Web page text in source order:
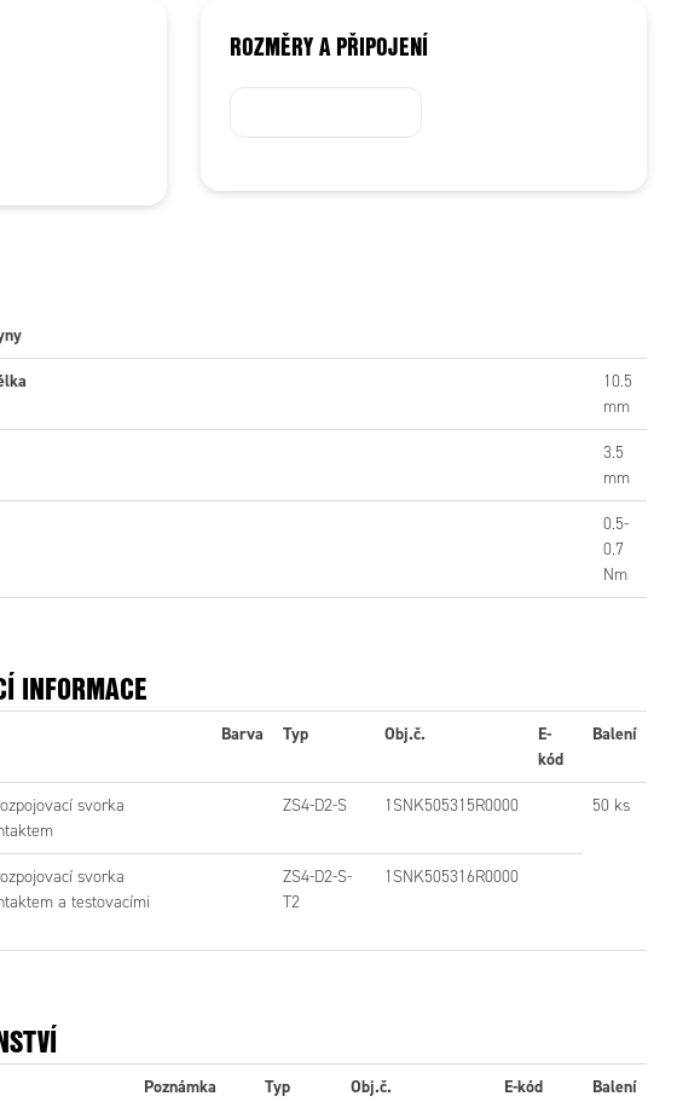
ROZMĚRY A PŘIPOJENÍ
10.5
mm
3.5
mm
0.5-
0.7
Nm
INFORMACE
Barva Typ Obj.č.
E-
kód
Balení
svorka
ZS4-D2-S 1SNK505315R0000 50 ks
svorka
a testovacími
ZS4-D2-S-
T2
1SNK505316R0000
Poznámka Typ Obj.č. E-kód Balení